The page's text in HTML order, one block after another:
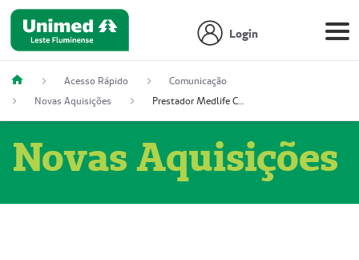
Login
Acesso Rápido
Comunicação
Novas Aquisições
Prestador Medlife Consultas e Diagnósticos (51004334-2)
Novas Aquisições